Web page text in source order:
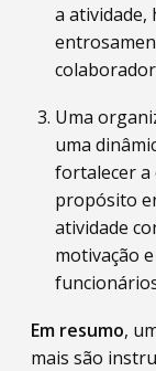
a atividade,
Uma
uma
fortalecer a
propósito
atividade
motivação
Em resumo,
mais são